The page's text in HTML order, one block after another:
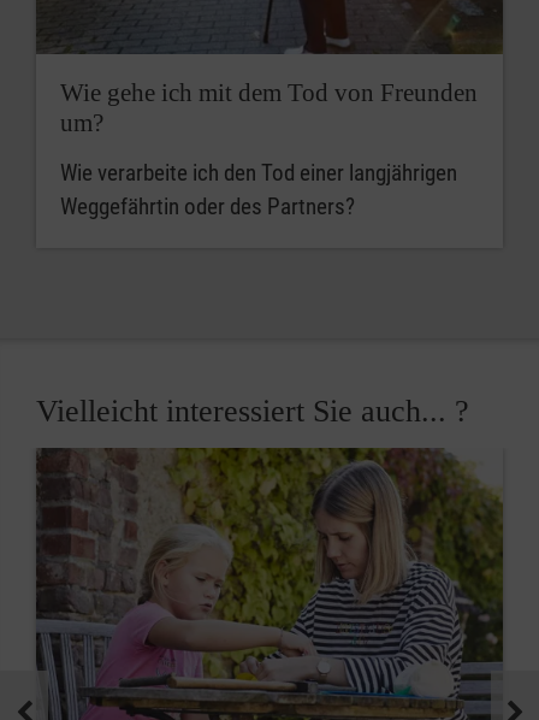
Wie gehe ich mit dem Tod von Freunden
um?
Wie verarbeite ich den Tod einer langjährigen
Weggefährtin oder des Partners?
Vielleicht interessiert Sie auch... ?